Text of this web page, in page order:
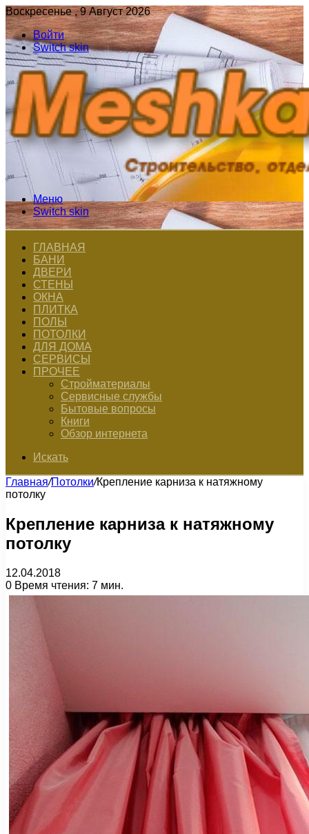
Воскресенье , 9 Август 2026
Войти
Switch skin
Меню
Switch skin
ГЛАВНАЯ
БАНИ
ДВЕРИ
СТЕНЫ
ОКНА
ПЛИТКА
ПОЛЫ
ПОТОЛКИ
ДЛЯ ДОМА
СЕРВИСЫ
ПРОЧЕЕ
Стройматериалы
Сервисные службы
Бытовые вопросы
Книги
Обзор интернета
Искать
Главная/Потолки/Крепление карниза к натяжному
потолку
Крепление карниза к натяжному
потолку
12.04.2018
0 Время чтения: 7 мин.